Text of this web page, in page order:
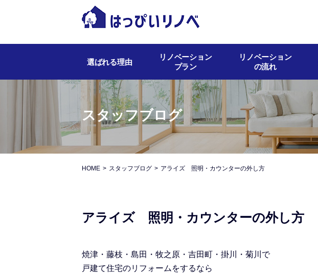
選ばれる理由
リノベーション
プラン
リノベーション
の流れ
スタッフブログ
HOME スタッフブログ アライズ 照明・カウンターの外し方
アライズ 照明・カウンターの外し方
焼津・藤枝・島田・牧之原・吉田町・掛川・菊川で
戸建て住宅のリフォームをするなら